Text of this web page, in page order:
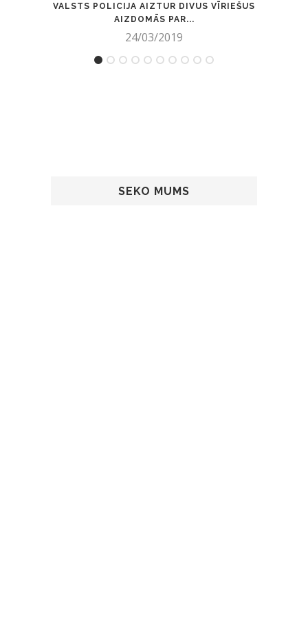
VALSTS POLICIJA AIZTUR DIVUS VĪRIEŠUS
AIZDOMĀS PAR...
24/03/2019
SEKO MUMS